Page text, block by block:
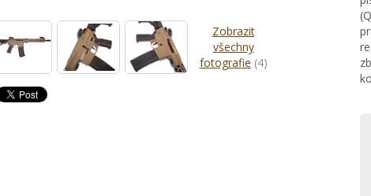
Zobrazit
všechny
fotografie (4)